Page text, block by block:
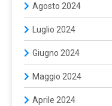
Agosto 2024
Luglio 2024
Giugno 2024
Maggio 2024
Aprile 2024